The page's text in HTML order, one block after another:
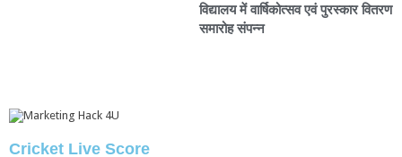
विद्यालय में वार्षिकोत्सव एवं पुरस्कार वितरण
समारोह संपन्न
Cricket Live Score